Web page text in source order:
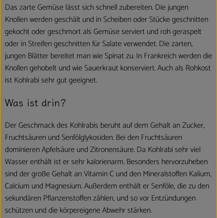
Das zarte Gemüse lässt sich schnell zubereiten. Die jungen
Knollen werden geschält und in Scheiben oder Stücke geschnitten
gekocht oder geschmort als Gemüse serviert und roh geraspelt
oder in Streifen geschnitten für Salate verwendet. Die zarten,
jungen Blätter bereitet man wie Spinat zu. In Frankreich werden die
Knollen gehobelt und wie Sauerkraut konserviert. Auch als Rohkost
ist Kohlrabi sehr gut geeignet.
Was ist drin?
Der Geschmack des Kohlrabis beruht auf dem Gehalt an Zucker,
Fruchtsäuren und Senfölglykosiden. Bei den Fruchtsäuren
dominieren Apfelsäure und Zitronensäure. Da Kohlrabi sehr viel
Wasser enthält ist er sehr kalorienarm. Besonders hervorzuheben
sind der große Gehalt an Vitamin C und den Mineralstoffen Kalium,
Calcium und Magnesium. Außerdem enthält er Senföle, die zu den
sekundären Pflanzenstoffen zählen, und so vor Entzündungen
schützen und die körpereigene Abwehr stärken.